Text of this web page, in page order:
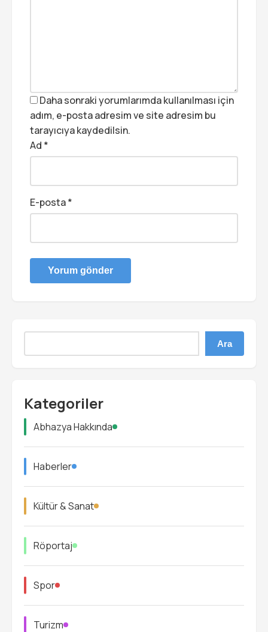
Daha sonraki yorumlarımda kullanılması için
adım, e-posta adresim ve site adresim bu
tarayıcıya kaydedilsin.
Ad *
E-posta*
Ara
Kategoriler
Abhazya Hakkında
Haberler
Kültür & Sanat
Röportaj
Spor
Turizm